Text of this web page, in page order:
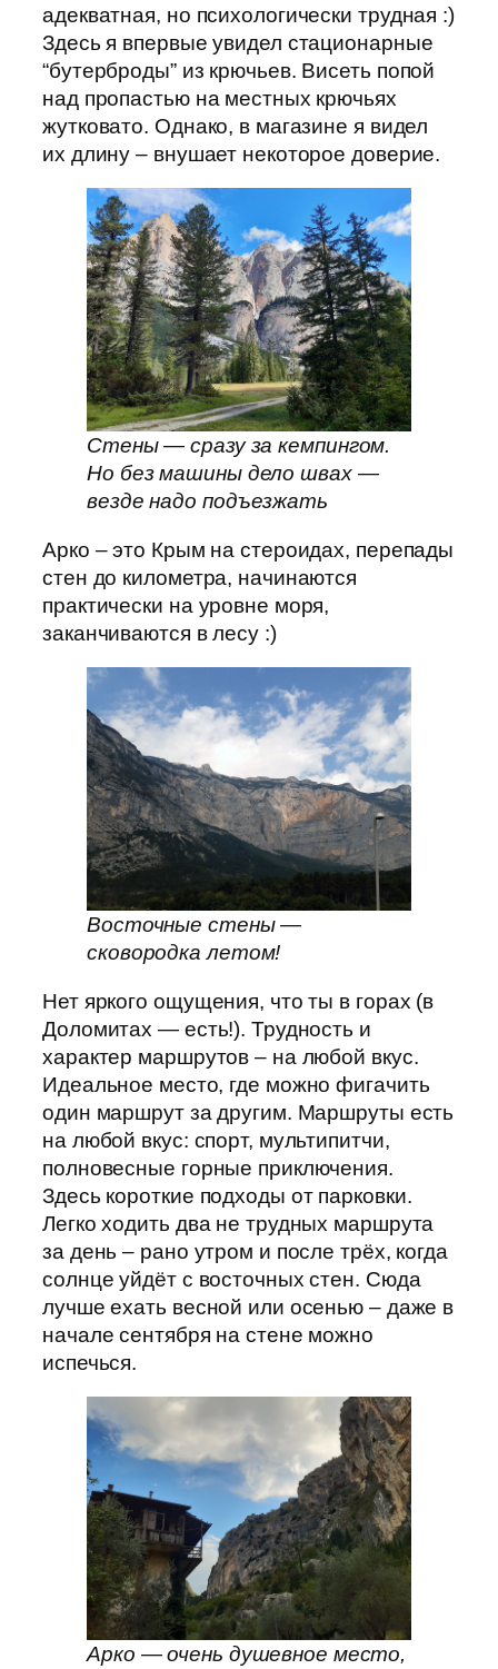
адекватная, но психологически трудная :)
Здесь я впервые увидел стационарные
“бутерброды” из крючьев. Висеть попой
над пропастью на местных крючьях
жутковато. Однако, в магазине я видел
их длину – внушает некоторое доверие.
Стены — сразу за кемпингом.
Но без машины дело швах —
везде надо подъезжать
Арко – это Крым на стероидах, перепады
стен до километра, начинаются
практически на уровне моря,
заканчиваются в лесу :)
Восточные стены —
сковородка летом!
Нет яркого ощущения, что ты в горах (в
Доломитах — есть!). Трудность и
характер маршрутов – на любой вкус.
Идеальное место, где можно фигачить
один маршрут за другим. Маршруты есть
на любой вкус: спорт, мультипитчи,
полновесные горные приключения.
Здесь короткие подходы от парковки.
Легко ходить два не трудных маршрута
за день – рано утром и после трёх, когда
солнце уйдёт с восточных стен. Сюда
лучше ехать весной или осенью – даже в
начале сентября на стене можно
испечься.
Арко — очень душевное место,